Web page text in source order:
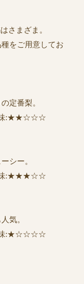
さまざま。
をご用意してお
定番梨。
:★★☆☆☆
シー。
:★★★☆☆
気。
:★☆☆☆☆